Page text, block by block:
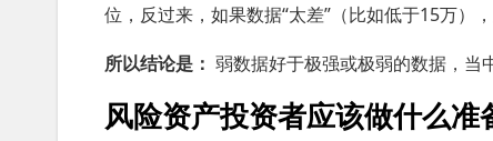
位，反过来，如果数据“太差”（比如低于15万）
所以结论是： 弱数据好于极强或极弱的数据，当
风险资产投资者应该做什么准